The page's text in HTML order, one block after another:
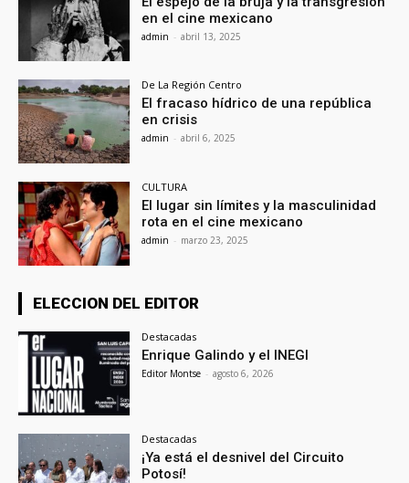
en el cine mexicano
admin - abril 13, 2025
De La Región Centro
El fracaso hídrico de una república
en crisis
admin - abril 6, 2025
CULTURA
El lugar sin límites y la masculinidad
rota en el cine mexicano
admin - marzo 23, 2025
ELECCION DEL EDITOR
Destacadas
Enrique Galindo y el INEGI
Editor Montse - agosto 6, 2026
Destacadas
¡Ya está el desnivel del Circuito
Potosí!